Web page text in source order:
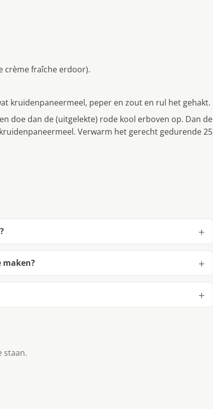
crème fraîche erdoor).
kruidenpaneermeel, peper en zout en rul het gehakt.
doe dan de (uitgelekte) rode kool erboven op. Dan de
Verwarm het gerecht gedurende 25
maken?
staan.